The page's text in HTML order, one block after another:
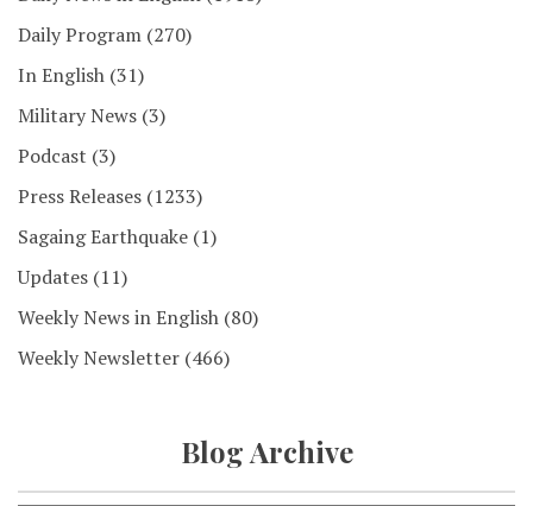
Daily Program (270)
In English (31)
Military News (3)
Podcast (3)
Press Releases (1233)
Sagaing Earthquake (1)
Updates (11)
Weekly News in English (80)
Weekly Newsletter (466)
Blog Archive